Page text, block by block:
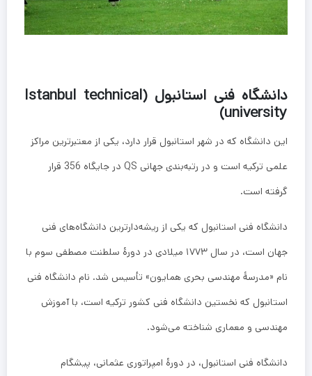
دانشگاه فنی استانبول (Istanbul technical
university)
این دانشگاه که در شهر استانبول قرار دارد، یکی از معتبرترین مراکز
علمی ترکیه است و در رتبه‌بندی جهانی QS در جایگاه 356 قرار
گرفته است.
دانشگاه فنی استانبول که یکی از ریشه‌دارترین دانشگاه‌های فنی
جهان است، در سال ۱۷۷۳ میلادی در دورهٔ سلطنت مصطفی سوم با
نام «مدرسهٔ مهندسی بحری همایون» تأسیس شد. نام دانشگاه فنی
استانبول که نخستین دانشگاه فنی کشور ترکیه است، با آموزش
مهندسی و معماری شناخته می‌شود.
دانشگاه فنی استانبول، در دورهٔ امپراتوری عثمانی، پیشگام